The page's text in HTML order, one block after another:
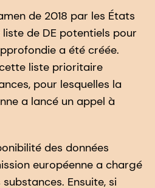
de 2018 par les États
liste de DE potentiels pour
a été créée.
liste prioritaire
pour lesquelles la
a lancé un appel à
des données
européenne a chargé
Ensuite, si